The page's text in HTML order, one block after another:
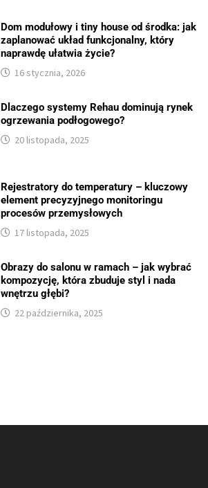
Dom modułowy i tiny house od środka: jak
zaplanować układ funkcjonalny, który
naprawdę ułatwia życie?
16 stycznia, 2026
Dlaczego systemy Rehau dominują rynek
ogrzewania podłogowego?
20 listopada, 2025
Rejestratory do temperatury – kluczowy
element precyzyjnego monitoringu
procesów przemysłowych
17 listopada, 2025
Obrazy do salonu w ramach – jak wybrać
kompozycję, która zbuduje styl i nada
wnętrzu głębi?
22 października, 2025